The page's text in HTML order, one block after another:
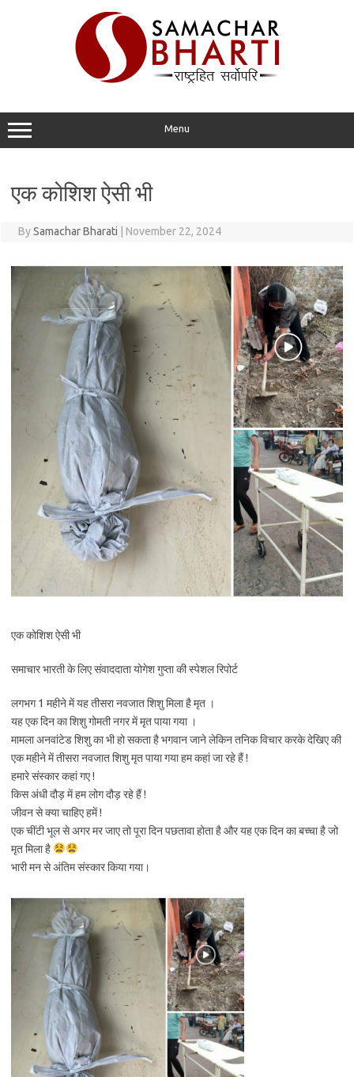
Menu
एक कोशिश ऐसी भी
BySamachar Bharati November 22, 2024
एक कोशिश ऐसी भी
समाचार भारती के लिए संवाददाता योगेश गुप्ता की स्पेशल रिपोर्ट
लगभग 1 महीने में यह तीसरा नवजात शिशु मिला है मृत ।
यह एक दिन का शिशु गोमती नगर में मृत पाया गया ।
मामला अनवांटेड शिशु का भी हो सकता है भगवान जाने लेकिन तनिक विचार करके देखिए की
एक महीने में तीसरा नवजात शिशु मृत पाया गया हम कहां जा रहे हैं !
हमारे संस्कार कहां गए !
किस अंधी दौड़ में हम लोग दौड़ रहे हैं !
जीवन से क्या चाहिए हमें !
एक चींटी भूल से अगर मर जाए तो पूरा दिन पछतावा होता है और यह एक दिन का बच्चा है जो
मृत मिला है
भारी मन से अंतिम संस्कार किया गया।